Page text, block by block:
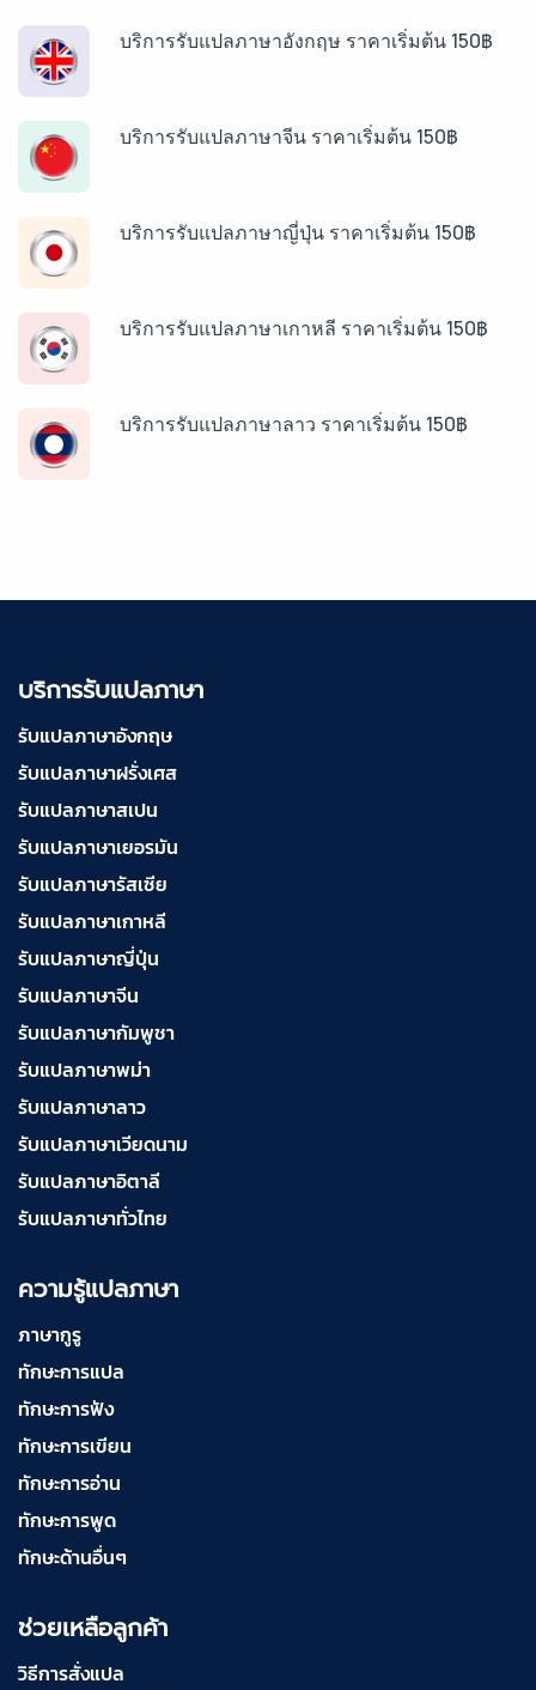
บริการรับแปลภาษาอังกฤษ ราคาเริ่มต้น 150฿
บริการรับแปลภาษาจีน ราคาเริ่มต้น 150฿
บริการรับแปลภาษาญี่ปุ่น ราคาเริ่มต้น 150฿
บริการรับแปลภาษาเกาหลี ราคาเริ่มต้น 150฿
บริการรับแปลภาษาลาว ราคาเริ่มต้น 150฿
บริการรับแปลภาษาฝรั่งเศส ราคาเริ่มต้น 150฿
บริการรับแปลภาษาเยอรมัน ราคาเริ่มต้น 150฿
บริการรับแปลภาษาทั่วไทย ราคาเริ่มต้น 150฿
บริการรับแปลภาษา
รับแปลภาษาอังกฤษ
รับแปลภาษาฝรั่งเศส
รับแปลภาษาสเปน
รับแปลภาษาเยอรมัน
รับแปลภาษารัสเซีย
รับแปลภาษาเกาหลี
รับแปลภาษาญี่ปุ่น
รับแปลภาษาจีน
รับแปลภาษากัมพูชา
รับแปลภาษาพม่า
รับแปลภาษาลาว
รับแปลภาษาเวียดนาม
รับแปลภาษาอิตาลี
รับแปลภาษาทั่วไทย
ความรู้แปลภาษา
ภาษากูรู
ทักษะการแปล
ทักษะการฟัง
ทักษะการเขียน
ทักษะการอ่าน
ทักษะการพูด
ทักษะด้านอื่นๆ
ช่วยเหลือลูกค้า
วิธีการสั่งแปล